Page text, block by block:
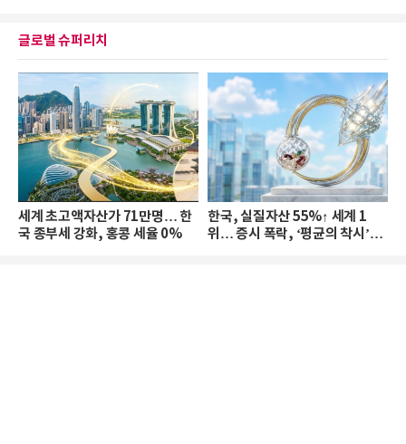
글로벌 슈퍼리치
세계 초고액자산가 71만명… 한
국 종부세 강화, 홍콩 세율 0%
한국, 실질자산 55%↑ 세계 1
위… 증시 폭락, ‘평균의 착시’와